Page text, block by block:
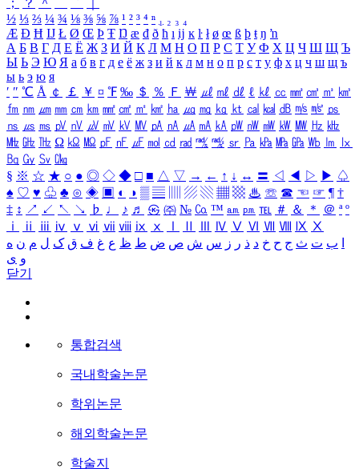
；
？ ＾ ｀
½ ⅓ ⅔ ¼ ¾ ⅛ ⅜ ⅝ ⅞ ¹ ² ³ ⁴ ⁿ ₁ ₂ ₃ ₄
Æ Ð Ħ Ĳ Ł Ø Œ Þ Ŧ Ŋ æ đ ð ħ ı ĳ ĸ ŀ ł ø œ ß þ ŧ ŋ ŉ
А Б В Г Д Е Ё Ж З И Й К Л М Н О П Р С Т У Ф Х Ц Ч Ш Щ Ъ
Ы Ь Э Ю Я а б в г д е ё ж з и й к л м н о п р с т у ф х ц ч ш щ ъ
ы ь э ю я
′ ″ ℃ Å ￠ ￡ ￥ ¤ ℉ ‰ ＄ ％ Ｆ ￦ ㎕ ㎖ ㎗ ℓ ㎘ ㏄ ㎣ ㎤ ㎥ ㎦
㎙ ㎚ ㎛ ㎜ ㎝ ㎞ ㎟ ㎠ ㎡ ㎢ ㏊ ㎍ ㎎ ㎏ ㏏ ㎈ ㎉ ㏈ ㎧ ㎨ ㎰
㎱ ㎲ ㎳ ㎴ ㎵ ㎶ ㎷ ㎸ ㎹ ㎀ ㎁ ㎂ ㎃ ㎄ ㎺ ㎻ ㎽ ㎾ ㎿ ㎐ ㎑
㎒ ㎓ ㎔ Ω ㏀ ㏁ ㎊ ㎋ ㎌ ㏖ ㏅ ㎭ ㎮ ㎯ ㏛ ㎩ ㎪ ㎫ ㎬ ㏝ ㏐
㏓
㏃ ㏉ ㏜ ㏆
§ ※ ☆ ★ ○ ● ◎ ◇ ◆ □ ■ △ ▽ → ← ↑ ↓ ↔ 〓 ◁ ◀ ▷ ▶ ♤
♠ ♡ ♥ ♧ ♣ ⊙ ◈ ▣ ◐ ◑ ▒ ▤ ▨ ▧ ▦ ▩ ♨ ☏ ☎ ☜ ☞ ¶ †
‡ ↕ ↗ ↙ ↖ ↘ ♭ ♩ ♪ ♬ ㉿ ㈜ № ㏇ ™ ㏂ ㏘ ℡ ＃ ＆ ＊ ＠ ª º
ⅰ
ⅱ ⅲ ⅳ ⅴ ⅵ ⅶ ⅷ ⅸ ⅹ Ⅳ Ⅴ Ⅵ Ⅶ Ⅷ Ⅸ Ⅹ
ب ت ث ج ح خ د ذ ر ز س ش ص ض ط ظ ع غ ف ق ک ل م ن ه
و ی
닫기
통합검색
국내학술논문
학위논문
해외학술논문
학술지